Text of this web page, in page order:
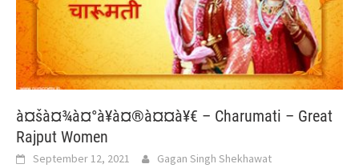
à¤šà¤¾à¤°à¥à¤®à¤¤à¥€ – Charumati – Great
Rajput Women
September 12, 2021 Gagan Singh Shekhawat